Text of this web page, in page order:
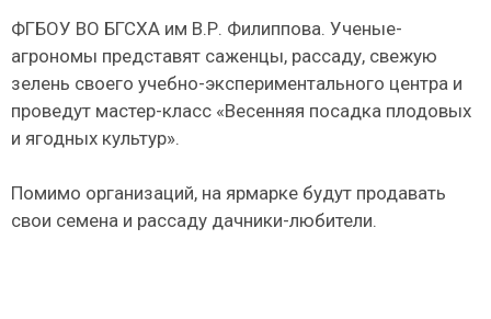
ФГБОУ ВО БГСХА им В.Р. Филиппова. Ученые-
агрономы представят саженцы, рассаду, свежую
зелень своего учебно-экспериментального центра и
проведут мастер-класс «Весенняя посадка плодовых
и ягодных культур».
Помимо организаций, на ярмарке будут продавать
свои семена и рассаду дачники-любители.